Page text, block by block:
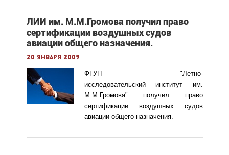
ЛИИ им. М.М.Громова получил право
сертификации воздушных судов
авиации общего назначения.
20 января 2009
ФГУП "Летно-
исследовательский институт им.
М.М.Громова" получил право
сертификации воздушных судов
авиации общего назначения.